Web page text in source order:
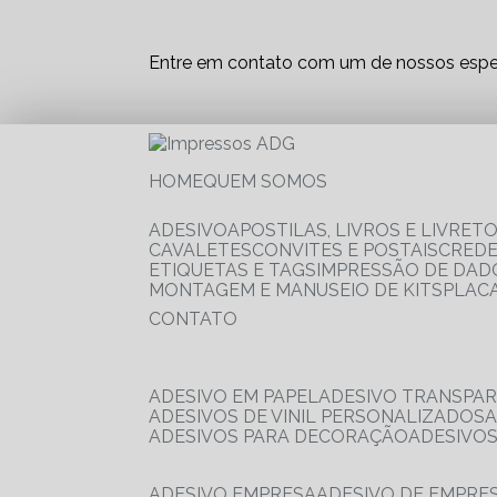
Entre em contato com um de nossos
HOME QUEM SOMOS
ADESIVO
APOSTILAS, LIVROS E
CAVALETES
CONVITES E POSTAIS
ETIQUETAS E TAGS IMPRESSÃO DE
MONTAGEM E MANUSEIO DE KITS
CONTATO
ADESIVO EM PAPEL
ADESIVO
ADESIVOS DE VINIL PERSONALIZADOS
ADESIVOS PARA DECORAÇÃO